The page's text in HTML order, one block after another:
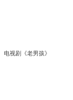
电视剧《老男孩》